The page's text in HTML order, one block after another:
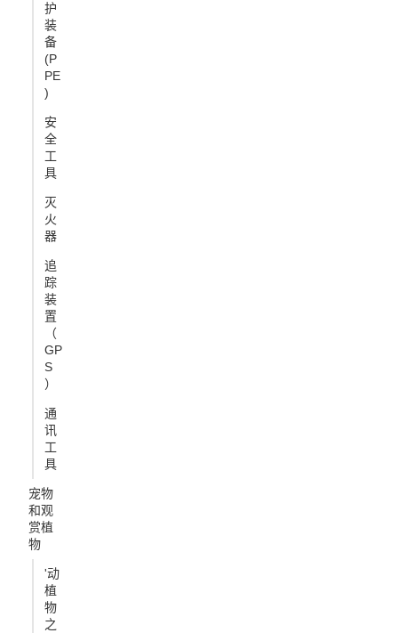
护
装
备
(P
PE
)
安
全
工
具
灭
火
器
追
踪
装
置
（
GP
S
）
通
讯
工
具
宠物
和观
赏植
物
'动
植
物
之